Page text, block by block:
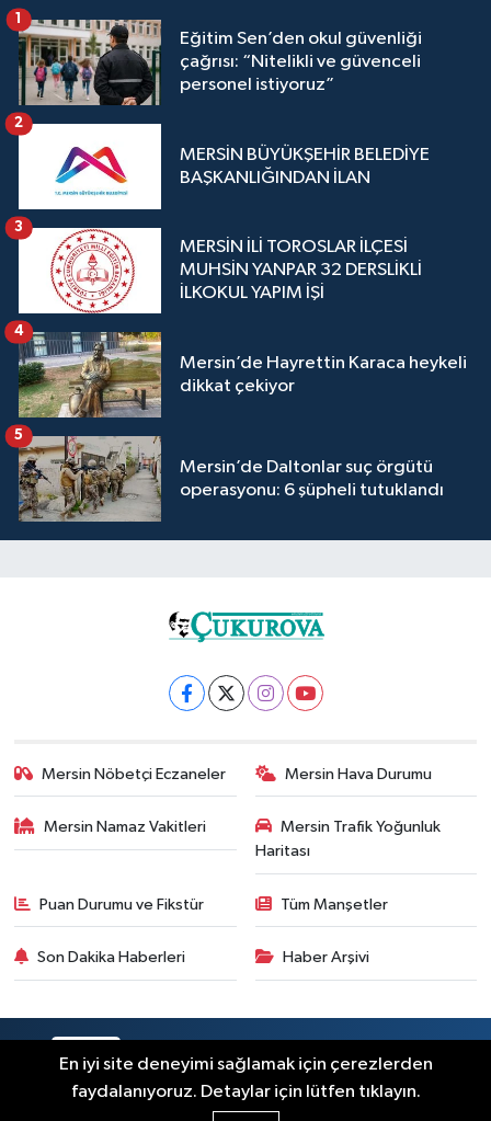
Eğitim Sen’den okul güvenliği
çağrısı: “Nitelikli ve güvenceli
personel istiyoruz”
1
MERSİN BÜYÜKŞEHİR BELEDİYE
BAŞKANLIĞINDAN İLAN
2
MERSİN İLİ TOROSLAR İLÇESİ
MUHSİN YANPAR 32 DERSLİKLİ
İLKOKUL YAPIM İŞİ
3
Mersin’de Hayrettin Karaca heykeli
dikkat çekiyor
4
Mersin’de Daltonlar suç örgütü
operasyonu: 6 şüpheli tutuklandı
5
Mersin Nöbetçi Eczaneler Mersin Hava Durumu
Mersin Namaz Vakitleri
Mersin Trafik Yoğunluk
Haritası
Puan Durumu ve Fikstür Tüm Manşetler
Son Dakika Haberleri Haber Arşivi
RSS Copyright © 2025. Her hakkı saklıdır.
En iyi site deneyimi sağlamak için çerezlerden
faydalanıyoruz. Detaylar için lütfen tıklayın.